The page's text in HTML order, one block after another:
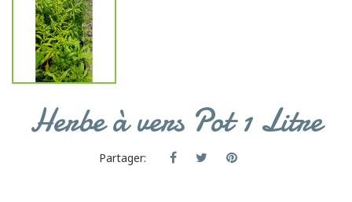
Herbe à vers Pot 1 Litre
Partager: